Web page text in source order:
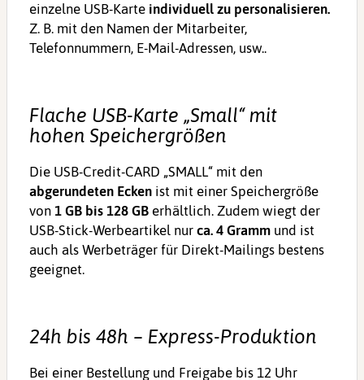
einzelne USB-Karte individuell zu personalisieren.
Z. B. mit den Namen der Mitarbeiter,
Telefonnummern, E-Mail-Adressen, usw..
Flache USB-Karte „Small“ mit
hohen Speichergrößen
Die USB-Credit-CARD „SMALL“ mit den
abgerundeten Ecken ist mit einer Speichergröße
von 1 GB bis 128 GB erhältlich. Zudem wiegt der
USB-Stick-Werbeartikel nur ca. 4 Gramm und ist
auch als Werbeträger für Direkt-Mailings bestens
geeignet.
24h bis 48h – Express-Produktion
Bei einer Bestellung und Freigabe bis 12 Uhr